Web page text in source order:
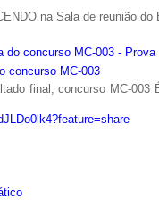
na Sala de reunião do
do concurso MC-003 - Prova
concurso MC-003
final, concurso MC-003